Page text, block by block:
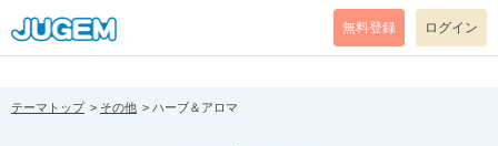
[pear_error: message="Success" code=0 mode=return level=notice
prefix="" info=""]
無料登録 ログイン
テーマトップ その他 ハーブ＆アロマ